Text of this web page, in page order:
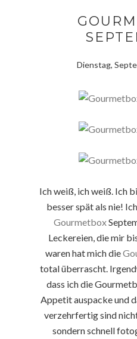
Dienstag,
Ich weiß, ich weiß. Ich
besser spät als nie!
Gourmetbox
Leckereien, die mir
waren hat mich die
total überrascht.
dass ich die
Appetit auspacke und
verzehrfertig sind
sondern schnell